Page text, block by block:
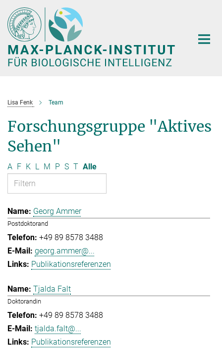
Hauptinhalt
Lisa Fenk Team
Forschungsgruppe "Aktives
Sehen"
A F K L M P S T Alle
Georg Ammer
Postdoktorand
+49 89 8578 3488
georg.ammer@...
Publikationsreferenzen
Tjalda Falt
Doktorandin
+49 89 8578 3488
tjalda.falt@...
Publikationsreferenzen